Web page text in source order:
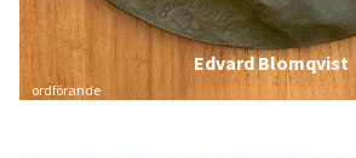
Edvard Blomqvist
ordförande